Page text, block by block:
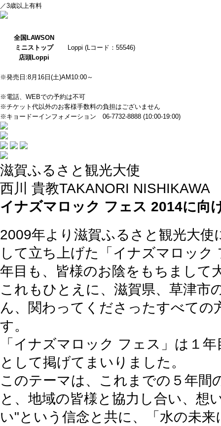
／3歳以上有料
全国LAWSON
ミニストップ
店頭Loppi
Loppi (Lコード：55546)
※発売日:8月16日(土)AM10:00～
※電話、WEBでの予約は不可
※チケット代以外のお客様手数料の負担はございません
※キョードーインフォメーション 06-7732-8888 (10:00-19:00)
滋賀ふるさと観光大使
西川 貴教TAKANORI NISHIKAWA
イナズマロック フェス 2014に向
2009年より滋賀ふるさと観光大
して立ち上げた「イナズマロッ
年目も、皆様のお陰をもちまして
これもひとえに、滋賀県、草津市
ん、関わってくださったすべて
す。
「イナズマロック フェス」は１
として掲げてまいりました。
このテーマは、これまでの５年間
と、地域の皆様と協力し合い、想
い"という信念と共に、「水の未